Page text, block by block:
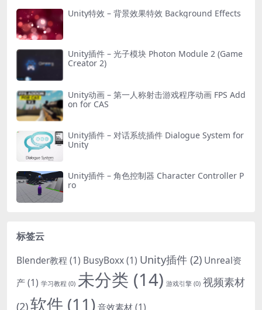
Unity特效 – 背景效果特效 Background Effects
Unity插件 – 光子模块 Photon Module 2 (Game
Creator 2)
Unity动画 – 第一人称射击游戏程序动画 FPS Add
on for CAS
Unity插件 – 对话系统插件 Dialogue System for
Unity
Unity插件 – 角色控制器 Character Controller P
ro
标签云
Blender教程 (1) BusyBoxx(1) Unity插件 (2) Unreal资
产(1) 学习教程 (0) 未分类 (14) 游戏引擎 (0) 视频素材
(2)软件 (11)音效素材(1)